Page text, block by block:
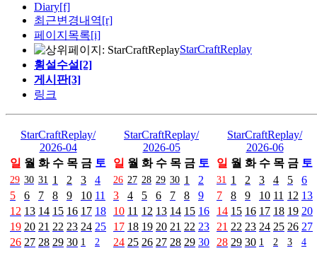
Diary[f]
최근변경내역[r]
페이지목록[i]
StarCraftReplay
횡설수설[2]
게시판[3]
링크
StarCraftReplay/
2026-04
일 월 화 수 목 금 토
29 30 31 1 2 3
4
5
6 7 8 9 10 11
12 13 14 15 16 17 18
19 20 21 22 23 24 25
26 27 28 29 30 1 2
StarCraftReplay/
2026-05
일 월 화 수 목 금 토
26 27 28 29 30 1
2
3
4 5 6 7 8
9
10 11 12 13 14 15 16
17 18 19 20 21 22 23
24 25 26 27 28 29 30
StarCraftReplay/
2026-06
일 월 화 수 목 금 토
31 1 2 3 4 5
6
7
8 9 10 11 12 13
14 15 16 17 18 19 20
21 22 23 24 25 26 27
28 29 30 1 2 3 4